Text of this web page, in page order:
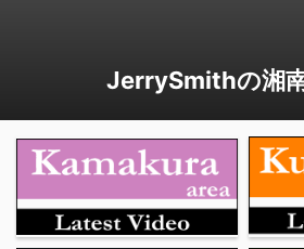
JerrySmithの湘